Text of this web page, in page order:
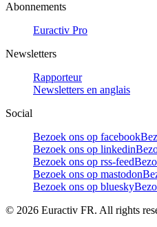
Abonnements
Euractiv Pro
Newsletters
Rapporteur
Newsletters en anglais
Social
Bezoek ons op facebook
Bezoek ons op linkedin
Bezoek ons op rss-feed
Bezoek ons op mastodon
Bezoek ons op bluesky
© 2026 Euractiv FR. All rights